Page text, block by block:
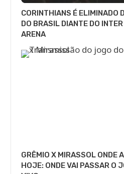
CORINTHIANS É ELIMINADO
DO BRASIL DIANTE DO
ARENA
GRÊMIO X MIRASSOL ONDE
HOJE: ONDE VAI PASSAR O